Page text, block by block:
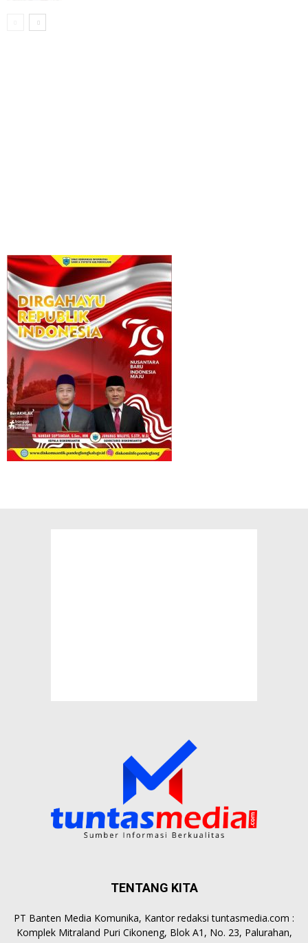
TENTANG KITA
PT Banten Media Komunika, Kantor redaksi tuntasmedia.com :
Komplek Mitraland Puri Cikoneng, Blok A1, No. 23, Palurahan,